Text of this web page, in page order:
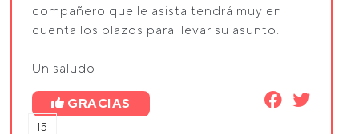
compañero que le asista tendrá muy en
cuenta los plazos para llevar su asunto.
Un saludo
GRACIAS
15